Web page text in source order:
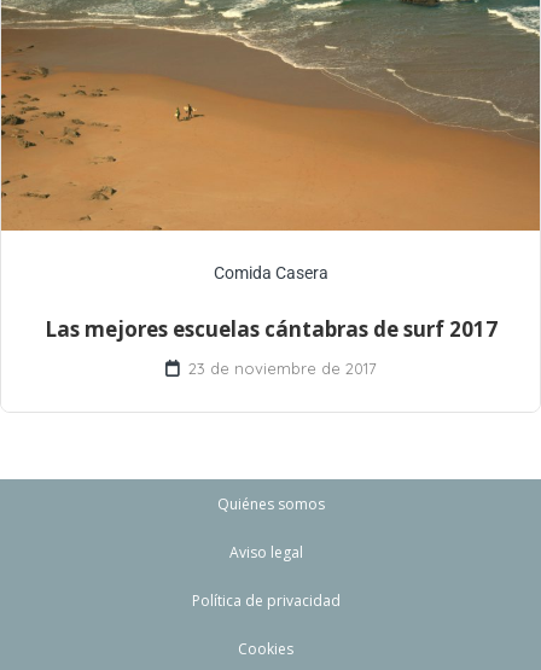
Comida Casera
Las mejores escuelas cántabras de surf 2017
23 de noviembre de 2017
Quiénes somos
Aviso legal
Política de privacidad
Cookies